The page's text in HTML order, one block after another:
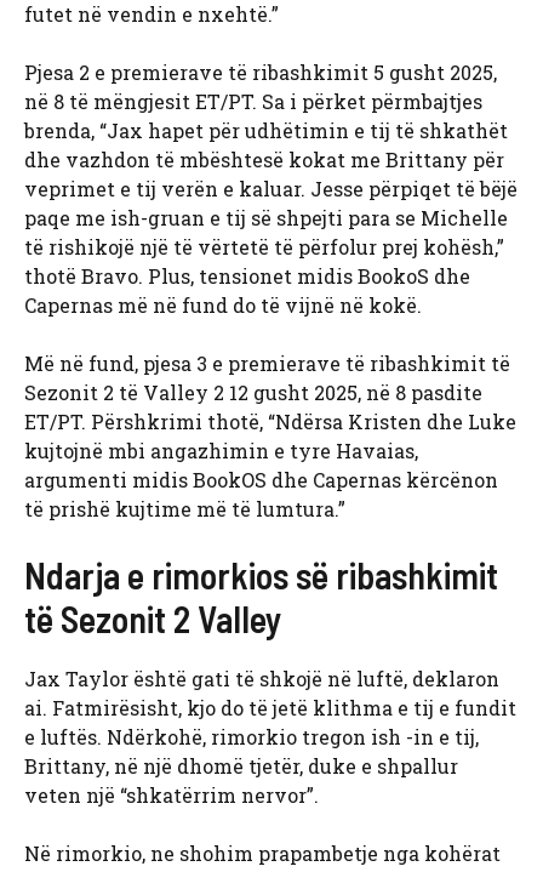
futet në vendin e nxehtë.”
Pjesa 2 e premierave të ribashkimit 5 gusht 2025,
në 8 të mëngjesit ET/PT. Sa i përket përmbajtjes
brenda, “Jax hapet për udhëtimin e tij të shkathët
dhe vazhdon të mbështesë kokat me Brittany për
veprimet e tij verën e kaluar. Jesse përpiqet të bëjë
paqe me ish-gruan e tij së shpejti para se Michelle
të rishikojë një të vërtetë të përfolur prej kohësh,”
thotë Bravo. Plus, tensionet midis BookoS dhe
Capernas më në fund do të vijnë në kokë.
Më në fund, pjesa 3 e premierave të ribashkimit të
Sezonit 2 të Valley 2 12 gusht 2025, në 8 pasdite
ET/PT. Përshkrimi thotë, “Ndërsa Kristen dhe Luke
kujtojnë mbi angazhimin e tyre Havaias,
argumenti midis BookOS dhe Capernas kërcënon
të prishë kujtime më të lumtura.”
Ndarja e rimorkios së ribashkimit
të Sezonit 2 Valley
Jax Taylor është gati të shkojë në luftë, deklaron
ai. Fatmirësisht, kjo do të jetë klithma e tij e fundit
e luftës. Ndërkohë, rimorkio tregon ish -in e tij,
Brittany, në një dhomë tjetër, duke e shpallur
veten një “shkatërrim nervor”.
Në rimorkio, ne shohim prapambetje nga kohërat